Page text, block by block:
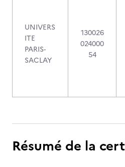
UNIVERS
ITE
PARIS-
SACLAY
130026
024000
54
Résumé de la